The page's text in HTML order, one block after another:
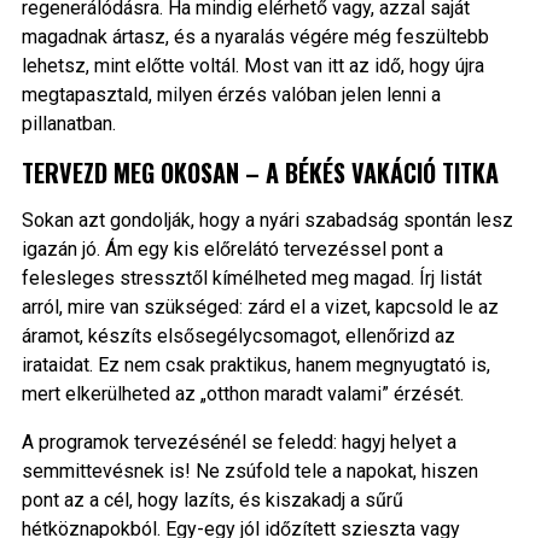
regenerálódásra. Ha mindig elérhető vagy, azzal saját
magadnak ártasz, és a nyaralás végére még feszültebb
lehetsz, mint előtte voltál. Most van itt az idő, hogy újra
megtapasztald, milyen érzés valóban jelen lenni a
pillanatban.
TERVEZD MEG OKOSAN – A BÉKÉS VAKÁCIÓ TITKA
Sokan azt gondolják, hogy a nyári szabadság spontán lesz
igazán jó. Ám egy kis előrelátó tervezéssel pont a
felesleges stressztől kímélheted meg magad. Írj listát
arról, mire van szükséged: zárd el a vizet, kapcsold le az
áramot, készíts elsősegélycsomagot, ellenőrizd az
irataidat. Ez nem csak praktikus, hanem megnyugtató is,
mert elkerülheted az „otthon maradt valami” érzését.
A programok tervezésénél se feledd: hagyj helyet a
semmittevésnek is! Ne zsúfold tele a napokat, hiszen
pont az a cél, hogy lazíts, és kiszakadj a sűrű
hétköznapokból. Egy-egy jól időzített szieszta vagy